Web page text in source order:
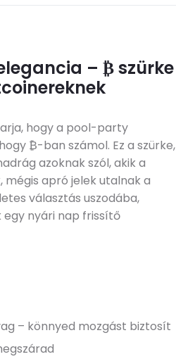
– ₿ szürke
hogy a pool-party
₿-ban számol. Ez a szürke,
azoknak szól, akik a
mégis apró jelek utalnak a
választás uszodába,
nyári nap frissítő
– könnyed mozgást biztosít